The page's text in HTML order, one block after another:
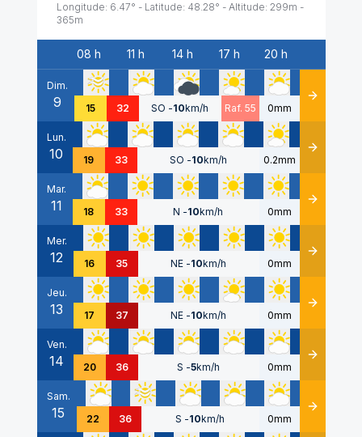
Longitude: 6.47° - Latitude: 48.28° - Altitude: 299m -
365m
Date
08 h 11 h 14 h 17 h 20 h
Dim.
9 15 32 SO -10km/h Raf. 55 0mm Détails
Lun.
10 19 33 SO -10km/h 0.2mm Détails
Mar.
11 18 33 N -10km/h 0mm Détails
Mer.
12 16 35 NE -10km/h 0mm Détails
Jeu.
13 17 37 NE -10km/h 0mm Détails
Ven.
14 20 36 S -5km/h 0mm Détails
Sam.
15 22 36 S -10km/h 0mm Détails